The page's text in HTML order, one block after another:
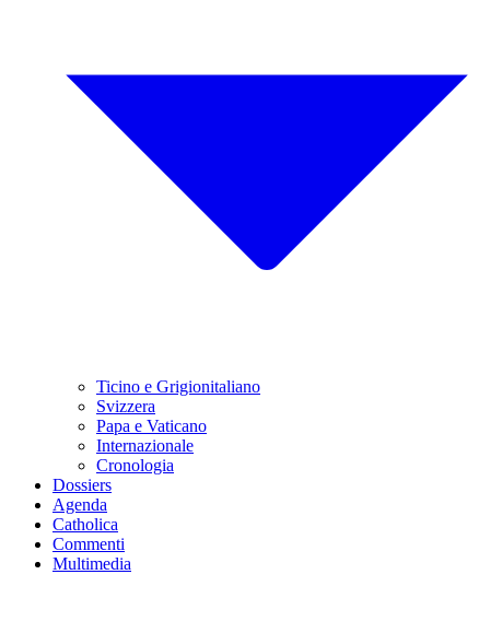
Ticino e Grigionitaliano
Svizzera
Papa e Vaticano
Internazionale
Cronologia
Dossiers
Agenda
Catholica
Commenti
Multimedia